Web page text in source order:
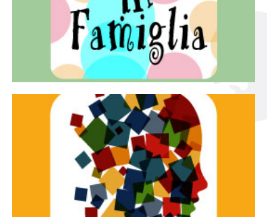
Teatro in famiglia
Teatro In Famiglia è una rassegna di teatro concepita
per far condividere e godere del teatro all’intera
Tracce dinamiche
Tracce Dinamiche è una rassegna di teatro
d’innovazione e sperimentale.
Continua